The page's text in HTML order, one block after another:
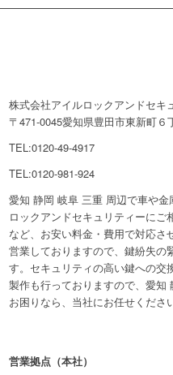
株式会社アイルロックアンドセキ
〒471-0045愛知県豊田市東新町６
TEL:0120-49-4917
TEL:0120-981-924
愛知 静岡 岐阜 三重 周辺で車や
ロックアンドセキュリティーに
など、お安い料金・費用で対応さ
営業しておりますので、鍵紛失の
す。セキュリティの高い鍵への交
製作も行っておりますので、愛
お困りなら、当社にお任せください
営業拠点（本社）